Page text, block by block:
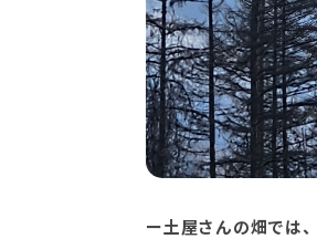
ー土屋さんの畑では